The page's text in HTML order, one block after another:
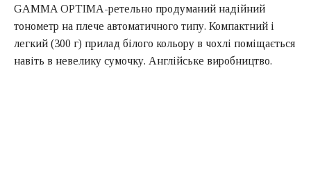
GAMMA OPTIMA-ретельно продуманий надійний
тонометр на плече автоматичного типу. Компактний і
легкий (300 г) прилад білого кольору в чохлі поміщається
навіть в невелику сумочку. Англійське виробництво.